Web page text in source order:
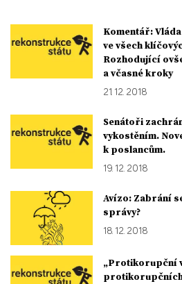
Komentář:
ve všech
Rozhodující
a včasné kroky
21. 12. 2018
Senátoři
vykostěním.
k poslancům.
19. 12. 2018
Avízo: Zabrání
správy?
18. 12. 2018
„Protikorupční